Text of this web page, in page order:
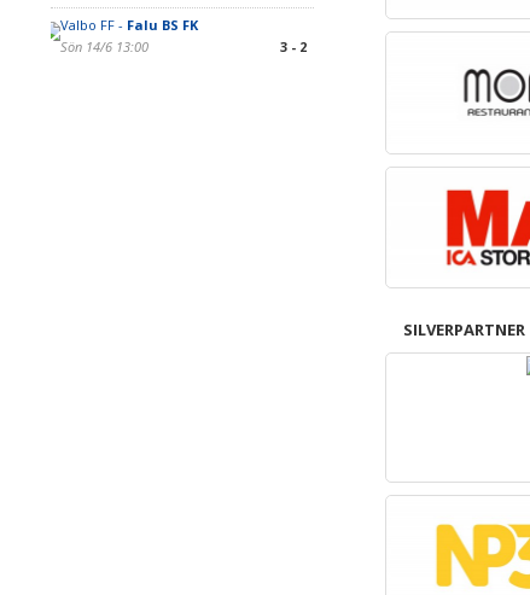
Valbo FF - Falu BS FK
Sön 14/6 13:00
3 - 2
SILVERPARTNER